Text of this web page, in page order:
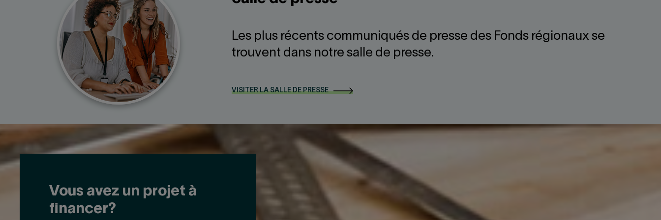
Les plus récents communiqués de presse des Fonds régionaux se
trouvent dans notre salle de presse.
VISITER LA SALLE DE PRESSE
Vous avez un projet à
financer?